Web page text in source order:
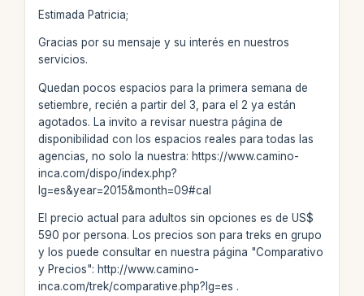
Estimada Patricia;
Gracias por su mensaje y su interés en nuestros
servicios.
Quedan pocos espacios para la primera semana de
setiembre, recién a partir del 3, para el 2 ya están
agotados. La invito a revisar nuestra página de
disponibilidad con los espacios reales para todas las
agencias, no solo la nuestra: https://www.camino-
inca.com/dispo/index.php?
lg=es&year=2015&month=09#cal
El precio actual para adultos sin opciones es de US$
590 por persona. Los precios son para treks en grupo
y los puede consultar en nuestra página "Comparativo
y Precios": http://www.camino-
inca.com/trek/comparative.php?lg=es .